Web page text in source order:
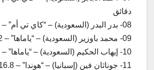
دقائق
08- بدر البدر (السعودية) – “كاي تي أم” – 9:27.6 دقائق
09- محمد باوزير (السعودية) – “ياماها” – 9:44.2 دقائق
10- إيهاب الحكيم (السعودية) – “ياماها” – 11:00.3 دقيقة
11- جوناثان فين (إسبانيا) – “هوندا” – 12:16.8 دقيقة